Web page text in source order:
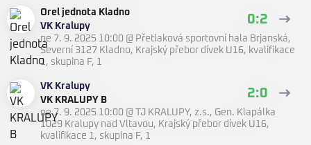
Orel jednota Kladno
VK Kralupy
0:2
ne 7. 9. 2025 10:00 @ Přetlaková sportovní hala Brjanská,
Severní 3127 Kladno, Krajský přebor dívek U16, kvalifikace
1, skupina F, 1
VK Kralupy
VK KRALUPY B
2:0
ne 7. 9. 2025 10:00 @
TJ KRALUPY, z.s., Gen. Klapálka
1029 Kralupy nad Vltavou, Krajský přebor dívek U16,
kvalifikace 1, skupina F, 1